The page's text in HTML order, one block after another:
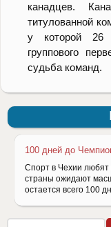
канадцев.
титулованной
у которой 26
группового
судьба команд.
100 дней до
Спорт в Чехии любят
страны ожидают
остается всего 100